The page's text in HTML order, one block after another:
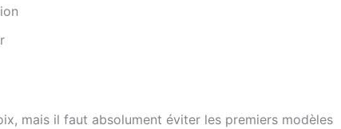
mais il faut absolument éviter les premiers modèles